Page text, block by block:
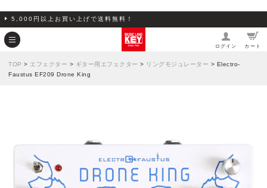
5,000円以上お買い上げで送料無料！
ログイン カート
TOP > エフェクター > ギター用エフェクター > リングモジュレーター > Electro-
Faustus EF209 Drone King